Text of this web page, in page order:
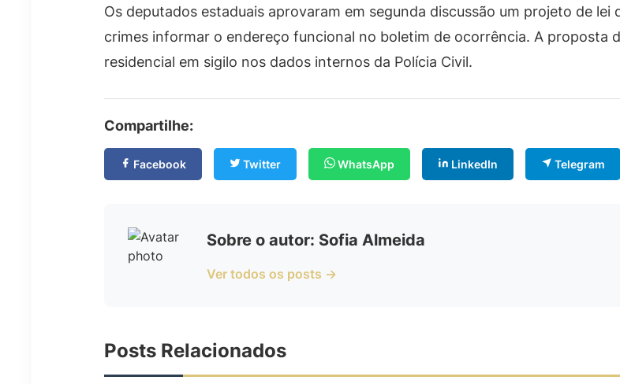
Os deputados estaduais aprovaram em segunda discussão um projeto de
crimes informar o endereço funcional no boletim de ocorrência. A proposta
residencial em sigilo nos dados internos da Polícia Civil.
Compartilhe:
Facebook Twitter WhatsApp LinkedIn Telegram
Sobre o autor: Sofia Almeida
Ver todos os posts →
Posts Relacionados